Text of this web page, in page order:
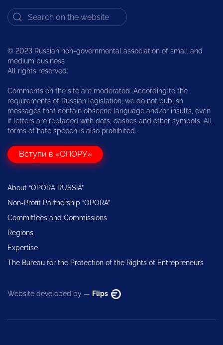
© 2023 Russian non-governmental association of small and
medium business
All rights reserved.
Comments on the site are moderated. According to the
requirements of Russian legislation, we do not publish
messages that contain obscene language and/or insults, even
if letters are replaced with dots, dashes and other symbols. All
forms of hate speech is also prohibited.
Вступи в «ОПОРУ»
About “OPORA RUSSIA”
Non-Profit Partnership “OPORA”
Committees and Commissions
Regions
Expertise
The Bureau for the Protection of the Rights of Entrepreneurs
Website developed by — Flips